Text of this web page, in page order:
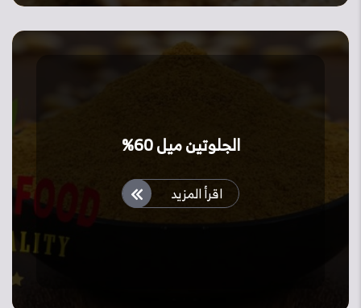
الجلوتين ميل 60%
اقرأ المزيد